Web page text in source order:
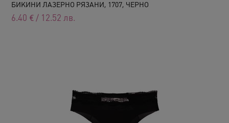
БИКИНИ ЛАЗЕРНО РЯЗАНИ, 1707, ЧЕРНО
6.40 € / 12.52 лв.